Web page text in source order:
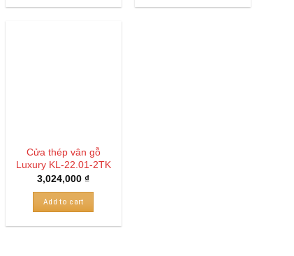
Cửa thép vân gỗ
Luxury KL-22.01-2TK
3,024,000₫
Add to cart